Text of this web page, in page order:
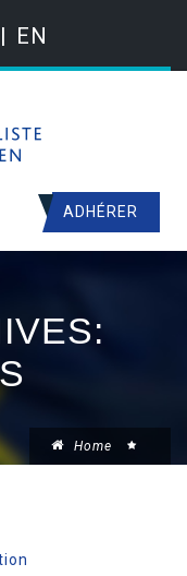
EN
ADHÉRER
Home